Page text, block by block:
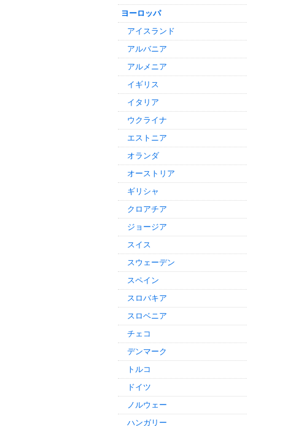
ヨーロッパ
アイスランド
アルバニア
アルメニア
イギリス
イタリア
ウクライナ
エストニア
オランダ
オーストリア
ギリシャ
クロアチア
ジョージア
スイス
スウェーデン
スペイン
スロバキア
スロベニア
チェコ
デンマーク
トルコ
ドイツ
ノルウェー
ハンガリー